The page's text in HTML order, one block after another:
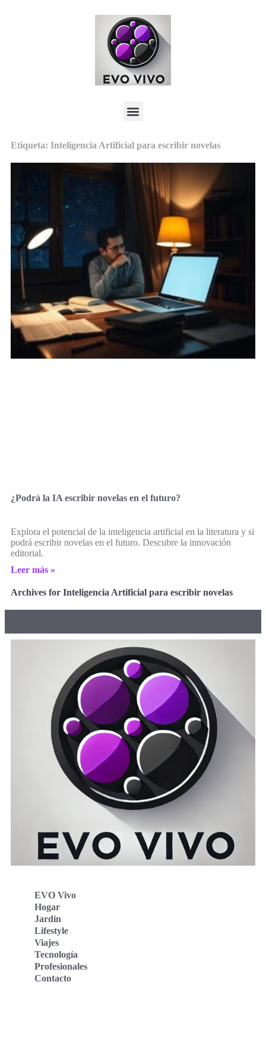
Etiqueta: Inteligencia Artificial para escribir novelas
¿Podrá la IA escribir novelas en el futuro?
Explora el potencial de la inteligencia artificial en la literatura y si
podrá escribir novelas en el futuro. Descubre la innovación
editorial.
Leer más »
Archives for Inteligencia Artificial para escribir novelas
EVO Vivo
Hogar
Jardin
Lifestyle
Viajes
Tecnología
Profesionales
Contacto